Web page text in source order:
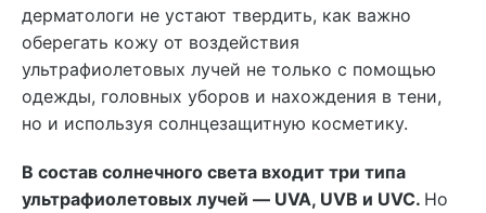
дерматологи не устают твердить, как важно
оберегать кожу от воздействия
ультрафиолетовых лучей не только с помощью
одежды, головных уборов и нахождения в тени,
но и используя солнцезащитную косметику.
В состав солнечного света входит три типа
ультрафиолетовых лучей — UVA, UVB и UVC. Но